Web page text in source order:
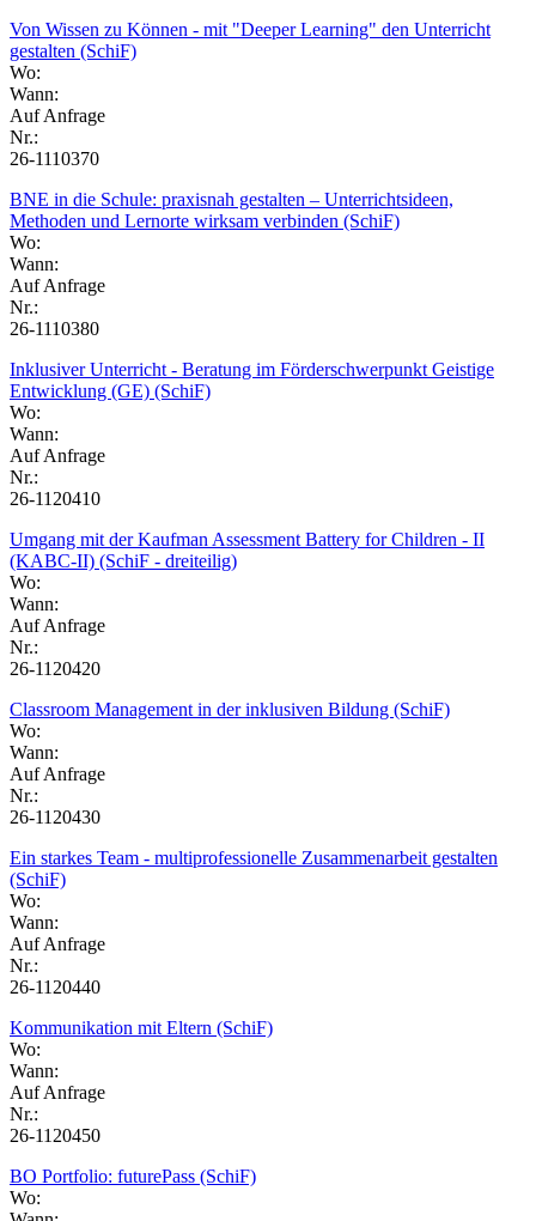
Von Wissen zu Können - mit "Deeper Learning" den Unterricht
gestalten (SchiF)
Wo:
Wann:
Auf Anfrage
Nr.:
26-1110370
BNE in die Schule: praxisnah gestalten – Unterrichtsideen,
Methoden und Lernorte wirksam verbinden (SchiF)
Wo:
Wann:
Auf Anfrage
Nr.:
26-1110380
Inklusiver Unterricht - Beratung im Förderschwerpunkt Geistige
Entwicklung (GE) (SchiF)
Wo:
Wann:
Auf Anfrage
Nr.:
26-1120410
Umgang mit der Kaufman Assessment Battery for Children - II
(KABC-II) (SchiF - dreiteilig)
Wo:
Wann:
Auf Anfrage
Nr.:
26-1120420
Classroom Management in der inklusiven Bildung (SchiF)
Wo:
Wann:
Auf Anfrage
Nr.:
26-1120430
Ein starkes Team - multiprofessionelle Zusammenarbeit gestalten
(SchiF)
Wo:
Wann:
Auf Anfrage
Nr.:
26-1120440
Kommunikation mit Eltern (SchiF)
Wo:
Wann:
Auf Anfrage
Nr.:
26-1120450
BO Portfolio: futurePass (SchiF)
Wo: